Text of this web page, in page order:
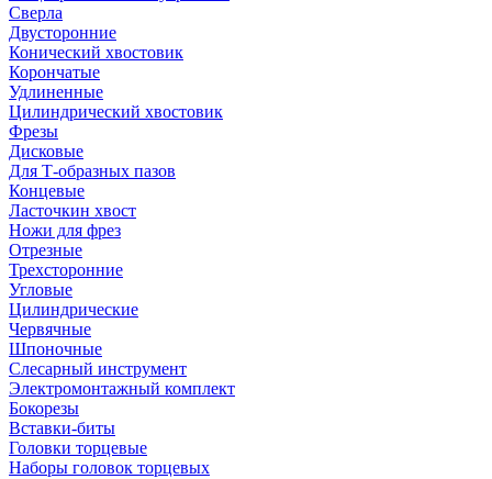
Сверла
Двусторонние
Конический хвостовик
Корончатые
Удлиненные
Цилиндрический хвостовик
Фрезы
Дисковые
Для Т-образных пазов
Концевые
Ласточкин хвост
Ножи для фрез
Отрезные
Трехсторонние
Угловые
Цилиндрические
Червячные
Шпоночные
Слесарный инструмент
Электромонтажный комплект
Бокорезы
Вставки-биты
Головки торцевые
Наборы головок торцевых